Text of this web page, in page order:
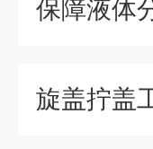
旋盖拧盖